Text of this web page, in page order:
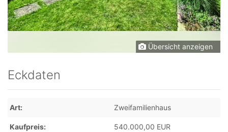
Übersicht anzeigen
Eckdaten
Art Zweifamilienhaus
Kaufpreis 540.000,00 EUR